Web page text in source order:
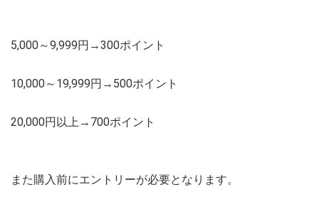
5,000～9,999円→300ポイント
10,000～19,999円→500ポイント
20,000円以上→700ポイント
また購入前にエントリーが必要となります。